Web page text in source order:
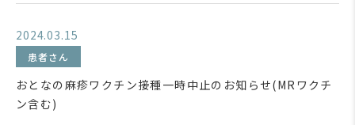
2024.03.15
患者さん
おとなの麻疹ワクチン接種一時中止のお知らせ(MRワクチ
ン含む)